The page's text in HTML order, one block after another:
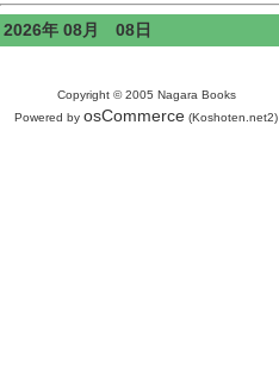
2026年 08月 08日
Copyright © 2005 Nagara Books
Powered by osCommerce (Koshoten.net2)